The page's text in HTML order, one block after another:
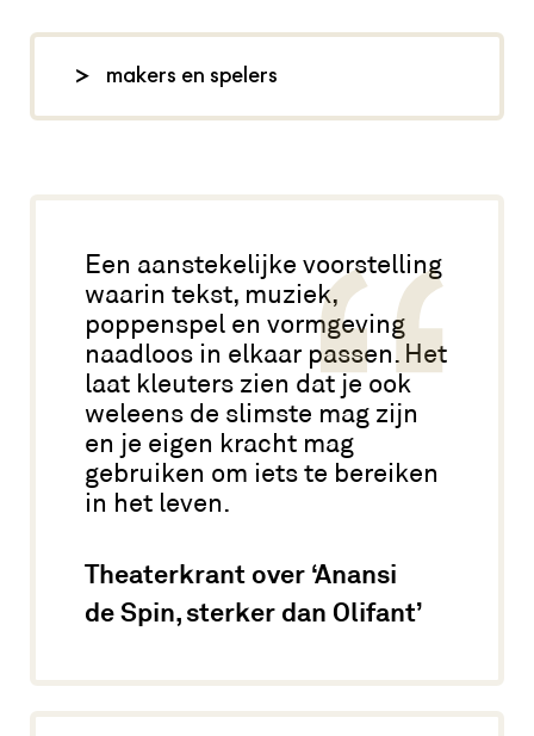
makers en spelers
Sanders, vormgeving: Einstein Design,
foto: Iven Cudogham,vanaf2.nl
Een aanstekelijke voorstelling
waarin tekst, muziek,
poppenspel en vormgeving
naadloos in elkaar passen. Het
laat kleuters zien dat je ook
weleens de slimste mag zijn
en je eigen kracht mag
gebruiken om iets te bereiken
in het leven.
Theaterkrant over ‘Anansi
de Spin, sterker dan Olifant’